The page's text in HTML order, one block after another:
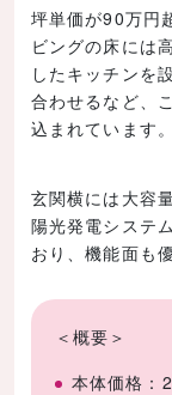
坪単価が90万円
ビングの床には
したキッチンを
合わせるなど、
込まれています。
玄関横には大容
陽光発電システ
おり、機能面も
＜概要＞
本体価格：